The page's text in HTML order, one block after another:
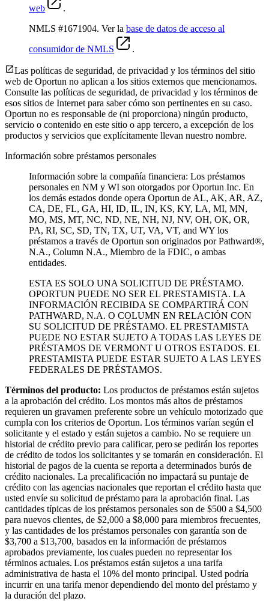
web
.
NMLS #1671904. Ver la base de datos de acceso al
consumidor de NMLS
.
Las políticas de seguridad, de privacidad y los términos del sitio
web de Oportun no aplican a los sitios externos que mencionamos.
Consulte las políticas de seguridad, de privacidad y los términos de
esos sitios de Internet para saber cómo son pertinentes en su caso.
Oportun no es responsable de (ni proporciona) ningún producto,
servicio o contenido en este sitio o app tercero, a excepción de los
productos y servicios que explícitamente llevan nuestro nombre.
Información sobre préstamos personales
Información sobre la compañía financiera: Los préstamos
personales en NM y WI son otorgados por Oportun Inc. En
los demás estados donde opera Oportun de AL, AK, AR, AZ,
CA, DE, FL, GA, HI, ID, IL, IN, KS, KY, LA, MI, MN,
MO, MS, MT, NC, ND, NE, NH, NJ, NV, OH, OK, OR,
PA, RI, SC, SD, TN, TX, UT, VA, VT, and WY los
préstamos a través de Oportun son originados por Pathward®,
N.A., Column N.A., Miembro de la FDIC, o ambas
entidades.
ESTA ES SOLO UNA SOLICITUD DE PRÉSTAMO.
OPORTUN PUEDE NO SER EL PRESTAMISTA. LA
INFORMACIÓN RECIBIDA SE COMPARTIRÁ CON
PATHWARD, N.A. O COLUMN EN RELACIÓN CON
SU SOLICITUD DE PRÉSTAMO. EL PRESTAMISTA
PUEDE NO ESTAR SUJETO A TODAS LAS LEYES DE
PRÉSTAMOS DE VERMONT U OTROS ESTADOS. EL
PRESTAMISTA PUEDE ESTAR SUJETO A LAS LEYES
FEDERALES DE PRÉSTAMOS.
Términos del producto: Los productos de préstamos están sujetos
a la aprobación del crédito. Los montos más altos de préstamos
requieren un gravamen preferente sobre un vehículo motorizado que
cumpla con los criterios de Oportun. Los términos varían según el
solicitante y el estado y están sujetos a cambio. No se requiere un
historial de crédito previo para calificar, pero se pedirán los reportes
de crédito de todos los solicitantes y se tomarán en consideración. El
historial de pagos de la cuenta se reporta a determinados burós de
crédito nacionales. La precalificación no impactará su puntaje de
crédito con las agencias nacionales que reportan el crédito hasta que
usted envíe su solicitud de préstamo para la aprobación final. Las
cantidades típicas de los préstamos personales son de $500 a $4,500
para nuevos clientes, de $2,000 a $8,000 para miembros frecuentes,
y las cantidades de los préstamos personales con garantía son de
$3,700 a $13,700, basados en la información de préstamos
aprobados previamente, los cuales pueden no representar los
términos actuales. Los préstamos están sujetos a una tarifa
administrativa de hasta el 10% del monto principal. Usted podría
incurrir en una tarifa menor dependiendo del monto del préstamo y
la duración del plazo.